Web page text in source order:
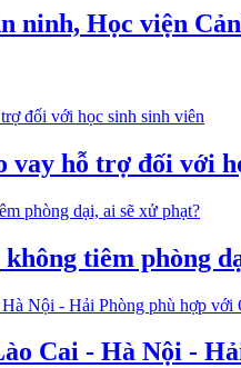
ninh, Học viện
vay hỗ trợ đối với
tiêm phòng
Cai - Hà Nội -